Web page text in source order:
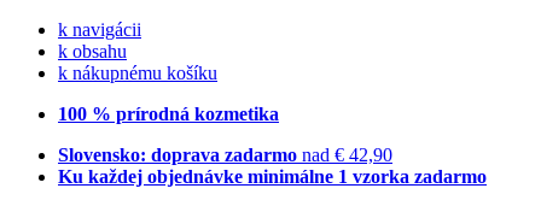
k navigácii
k obsahu
k nákupnému košíku
100 % prírodná kozmetika
Slovensko: doprava zadarmo nad € 42,90
Ku každej objednávke minimálne 1 vzorka zadarmo